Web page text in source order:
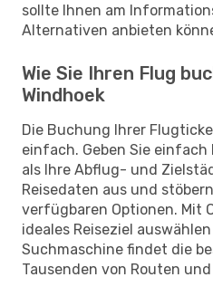
sollte Ihnen am
Alternativen anbieten
Wie Sie Ihren Flug
Windhoek
Die Buchung Ihrer
einfach. Geben Sie
als Ihre Abflug- und
Reisedaten aus und
verfügbaren Optionen. Mit
ideales Reiseziel
Suchmaschine findet die
Tausenden von Routen